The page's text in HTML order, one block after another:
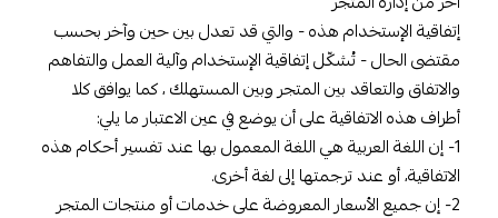
إتفاقية الإستخدام هذه - والتي قد تعدل بين حين وآخر بحسب
مقتضى الحال - تُشكّل إتفاقية الإستخدام وآلية العمل والتفاهم
والاتفاق والتعاقد بين المتجر وبين المستهلك ، كما يوافق كلا
أطراف هذه الاتفاقية على أن يوضع في عين الاعتبار ما يلي:
1- إن اللغة العربية هي اللغة المعمول بها عند تفسير أحكام هذه
الاتفاقية، أو عند ترجمتها إلى لغة أخرى.
2- إن جميع الأسعار المعروضة على خدمات أو منتجات المتجر